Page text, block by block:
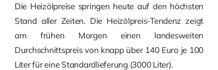
Die Heizölpreise springen heute auf den höchsten
Stand aller Zeiten. Die Heizölpreis-Tendenz zeigt
am frühen Morgen einen landesweiten
Durchschnittspreis von knapp über 140 Euro je 100
Liter für eine Standardlieferung (3000 Liter).